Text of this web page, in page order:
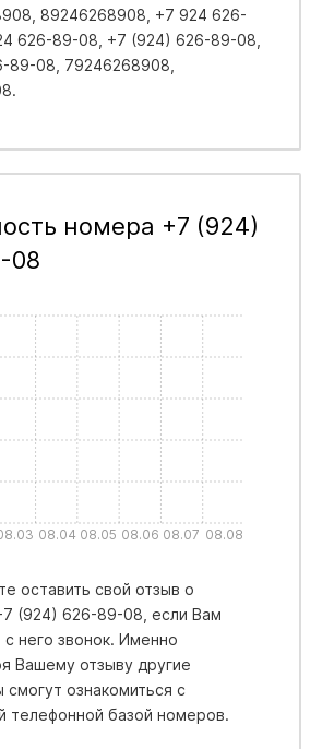
89246268908, +7 924 626-
626-89-08, +7 (924) 626-89-08,
89-08, 79246268908,
номера +7 (924)
08
08.04 08.05 08.06 08.07 08.08
оставить свой отзыв о
(924) 626-89-08, если Вам
с него звонок. Именно
Вашему отзыву другие
смогут ознакомиться с
телефонной базой номеров.